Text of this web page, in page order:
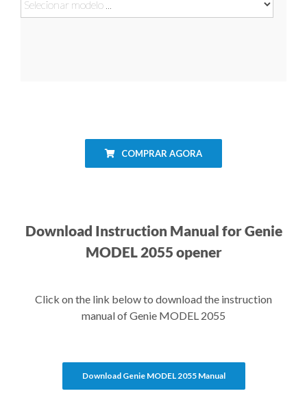
COMPRAR AGORA
Download Instruction Manual for Genie
MODEL 2055 opener
Click on the link below to download the instruction
manual of Genie MODEL 2055
Download Genie MODEL 2055 Manual